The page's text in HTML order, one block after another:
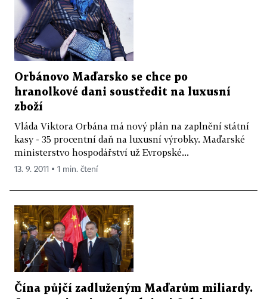
Orbánovo Maďarsko se chce po
hranolkové dani soustředit na luxusní
zboží
Vláda Viktora Orbána má nový plán na zaplnění státní
kasy - 35 procentní daň na luxusní výrobky. Maďarské
ministerstvo hospodářství už Evropské...
13. 9. 2011 ▪ 1 min. čtení
Čína půjčí zadluženým Maďarům miliardy.